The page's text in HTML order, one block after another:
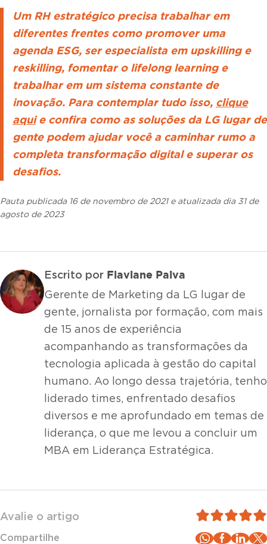
Um RH estratégico precisa trabalhar em
diferentes frentes como promover uma
agenda ESG, ser especialista em upskilling e
reskilling, fomentar o lifelong learning e
trabalhar em um sistema constante de
inovação. Para contemplar tudo isso, clique
aquie confira como as soluções da LG lugar de
gente podem ajudar você a caminhar rumo a
completa transformação digital e superar os
desafios.
Pauta publicada 16 de novembro de 2021 e atualizada dia 31 de
agosto de 2023
Escrito por Flaviane Paiva
Gerente de Marketing da LG lugar de
gente, jornalista por formação, com mais
de 15 anos de experiência
acompanhando as transformações da
tecnologia aplicada à gestão do capital
humano. Ao longo dessa trajetória, tenho
liderado times, enfrentado desafios
diversos e me aprofundado em temas de
liderança, o que me levou a concluir um
MBA em Liderança Estratégica.
Avalie o artigo
Compartilhe